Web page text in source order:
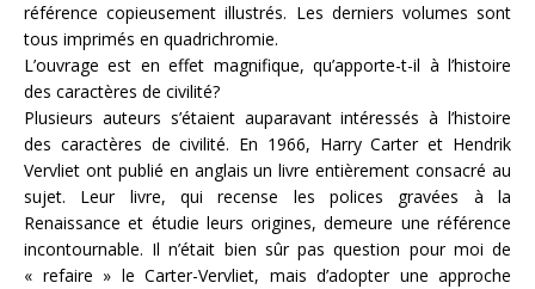
référence copieusement illustrés. Les derniers volumes sont
tous imprimés en quadrichromie.
L’ouvrage est en effet magnifique, qu’apporte-t-il à l’histoire
des caractères de civilité?
Plusieurs auteurs s’étaient auparavant intéressés à l’histoire
des caractères de civilité. En 1966, Harry Carter et Hendrik
Vervliet ont publié en anglais un livre entièrement consacré au
sujet. Leur livre, qui recense les polices gravées à la
Renaissance et étudie leurs origines, demeure une référence
incontournable. Il n’était bien sûr pas question pour moi de
« refaire » le Carter-Vervliet, mais d’adopter une approche